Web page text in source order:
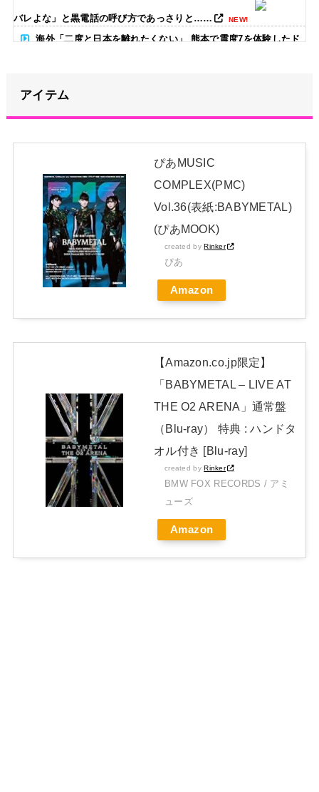
バレよな」と黒電話の呼び方であっさりと…… NEW!
海外「二度と日本を離れたくない」 熊本で震度7を体験したド
【画像】ミスド、最強の組合せが決定
日本独自企画・限定生産盤「METAL FORTH (DELUXE
JAPAN EDITION)」着弾
【BABYMETAL】METAL FORTH DELUXE JAPAN EDITION
開封レビュー!
アイテム
ぴあMUSIC
COMPLEX(PMC)
Vol.36(表紙:BABYMETAL)
(ぴあMOOK)
created byRinker
ぴあ
Amazon
【Amazon.co.jp限定】
「BABYMETAL – LIVE AT
THE O2 ARENA」通常盤
（Blu-ray） 特典 : ハンドタ
オル付き [Blu-ray]
created byRinker
BMW FOX RECORDS / アミ
ューズ
Amazon